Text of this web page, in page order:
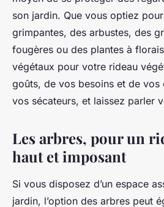
son jardin. Que vous optiez
grimpantes, des arbustes, des
fougères ou des plantes à
végétaux pour votre rideau
goûts, de vos besoins et de vos
vos sécateurs, et laissez parler
Les arbres, pour un
haut et imposant
Si vous disposez d’un espace
jardin, l’option des arbres peut